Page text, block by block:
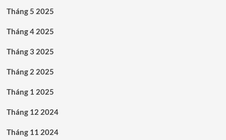
Tháng 5 2025
Tháng 4 2025
Tháng 3 2025
Tháng 2 2025
Tháng 1 2025
Tháng 12 2024
Tháng 11 2024